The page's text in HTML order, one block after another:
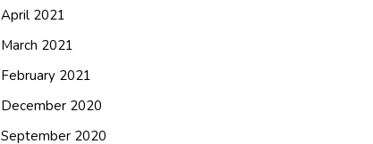
April 2021
March 2021
February 2021
December 2020
September 2020